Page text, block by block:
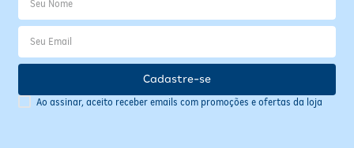
Ao assinar, aceito receber emails com promoções e ofertas da loja
Cadastre-se